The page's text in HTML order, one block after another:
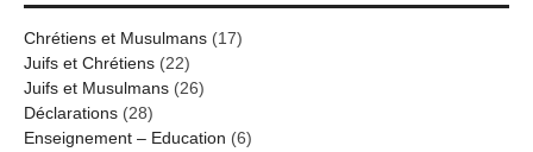
Chrétiens et Musulmans (17)
Juifs et Chrétiens (22)
Juifs et Musulmans (26)
Déclarations (28)
Enseignement – Education (6)